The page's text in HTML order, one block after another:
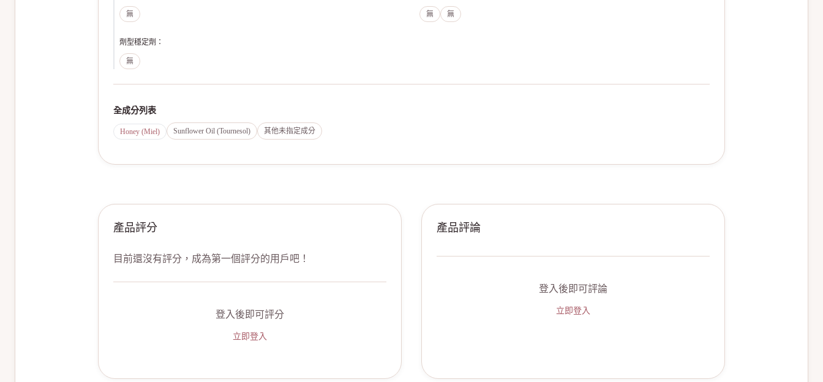
無 無 無
劑型穩定劑 ：
無
全成分列表
Honey (Miel) Sunflower Oil (Tournesol) 其他未指定成分
產品評分
目前還沒有評分，成為第一個評分的用戶吧！
登入後即可評分
立即登入
產品評論
登入後即可評論
立即登入